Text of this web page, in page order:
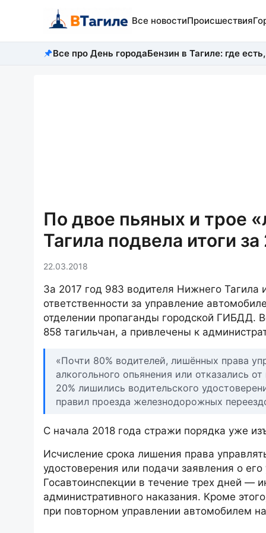
Все новостиПроисшествия
Все про День городаБензин в Тагиле: где
По двое пьяных и трое
Тагила подвела итоги за
22.03.2018
За 2017 год 983 водителя Нижнего Тагила
ответственности за управление
отделении пропаганды городской ГИБДД.
858 тагильчан, а привлечены к
«Почти 80% водителей, лишённых права
алкогольного опьянения или отказались
20% лишились водительского
правил проезда железнодорожных
С начала 2018 года стражи порядка уже
Исчисление срока лишения права
удостоверения или подачи заявления о
Госавтоинспекции в течение трех дней —
административного наказания. Кроме
при повторном управлении автомобилем